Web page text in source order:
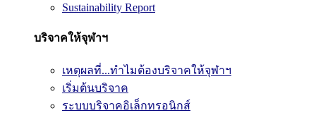
Sustainability Report
บริจาคให้จุฬาฯ
เหตุผลที่...ทำไมต้องบริจาคให้จุฬาฯ
เริ่มต้นบริจาค
ระบบบริจาคอิเล็กทรอนิกส์